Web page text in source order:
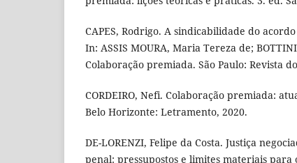
CAPES, Rodrigo. A sindicabilidade do
In: ASSIS MOURA, Maria Tereza de;
Colaboração premiada. São Paulo: Revista
CORDEIRO, Nefi. Colaboração premiada:
Belo Horizonte: Letramento, 2020.
DE-LORENZI, Felipe da Costa. Justiça
penal: pressupostos e limites materiais para